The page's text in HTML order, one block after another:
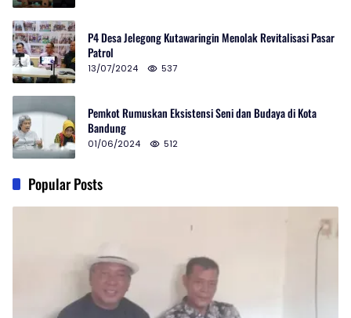
P4 Desa Jelegong Kutawaringin Menolak Revitalisasi Pasar
Patrol
13/07/2024 537
Pemkot Rumuskan Eksistensi Seni dan Budaya di Kota
Bandung
01/06/2024 512
Popular Posts